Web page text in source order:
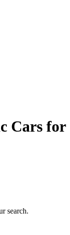
Cars for
search.